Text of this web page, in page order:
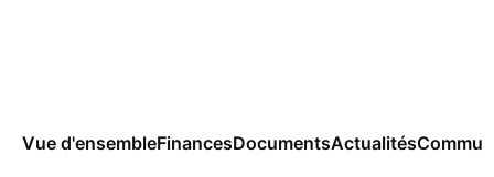
Vue d'ensembleFinancesDocumentsActualités